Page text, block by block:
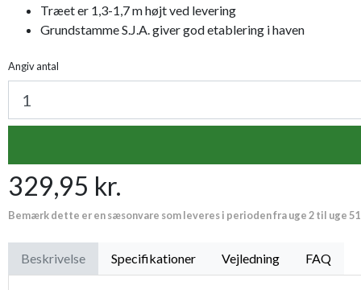
Træet er 1,3-1,7 m højt ved levering
Grundstamme S.J.A. giver god etablering i haven
Angiv antal
329,95 kr.
Bemærk dette er en sæsonvare som leveres i perioden fra uge 2 til uge 51
Beskrivelse Specifikationer Vejledning FAQ